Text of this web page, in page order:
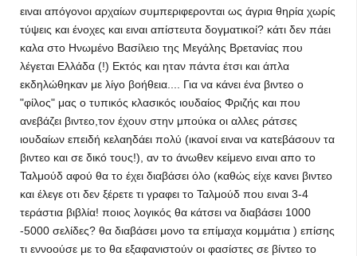
ειναι απόγονοι αρχαίων συμπεριφερονται ως άγρια θηρία χωρίς
τύψεις και ένοχες και ειναι απίστευτα δογματικοί? κάτι δεν πάει
καλα στο Ηνωμένο Βασίλειο της Μεγάλης Βρετανίας που
λέγεται Ελλάδα (!) Εκτός και ηταν πάντα έτσι και άπλα
εκδηλώθηκαν με λίγο βοήθεια.... Για να κάνει ένα βιντεο ο
"φίλος" μας ο τυπικός κλασικός ιουδαίος Φριζής και που
ανεβάζει βιντεο,τον έχουν στην μπούκα οι αλλες ράτσες
ιουδαίων επειδή κελαηδάει πολύ (ικανοί ειναι να κατεβάσουν τα
βιντεο και σε δικό τους!), αν το άνωθεν κείμενο ειναι απο το
Ταλμούδ αφού θα το έχει διαβάσει όλο (καθώς είχε κανει βιντεο
και έλεγε οτι δεν ξέρετε τι γραφει το Ταλμούδ που ειναι 3-4
τεράστια βιβλία! ποιος λογικός θα κάτσει να διαβάσει 1000
-5000 σελίδες? θα διαβάσει μονο τα επίμαχα κομμάτια ) επίσης
τι εννοούσε με το θα εξαφανιστούν οι φασίστες σε βίντεο το